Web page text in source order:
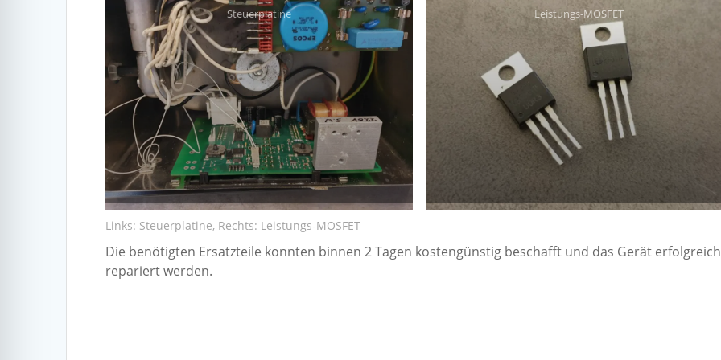
Steuerplatine Leistungs-MOSFET
Links: Steuerplatine, Rechts: Leistungs-MOSFET
Die benötigten Ersatzteile konnten binnen 2 Tagen kostengünstig beschafft und das Gerät erfolgreich
repariert werden.